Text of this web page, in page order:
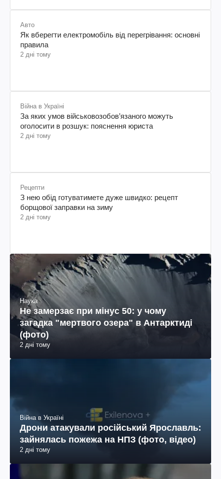
Авто
Як вберегти електромобіль від перегрівання: основні
правила
2 дні тому
Війна в Україні
За яких умов військовозобов’язаного можуть
оголосити в розшук: пояснення юриста
2 дні тому
Рецепти
З нею обід готуватимете дуже швидко: рецепт
борщової заправки на зиму
2 дні тому
Наука
Не замерзає при мінус 50: у чому
загадка "мертвого озера" в Антарктиді
(фото)
2 дні тому
Війна в Україні
Дрони атакували російський Ярославль:
зайнялась пожежа на НПЗ (фото, відео)
2 дні тому